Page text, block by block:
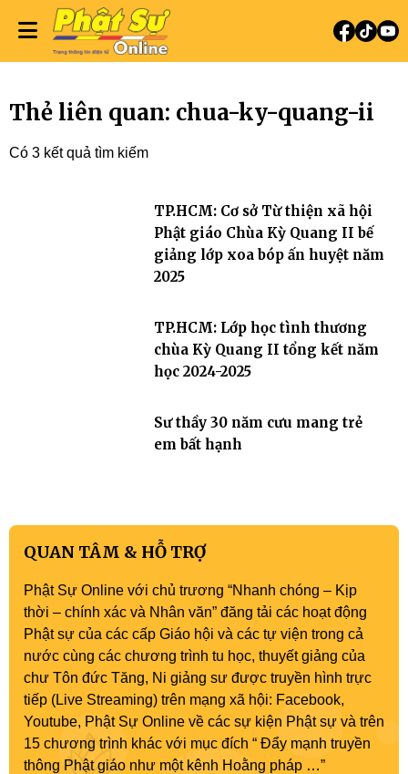
Thẻ liên quan: chua-ky-quang-ii
Có 3 kết quả tìm kiếm
TP.HCM: Cơ sở Từ thiện xã hội
Phật giáo Chùa Kỳ Quang II bế
giảng lớp xoa bóp ấn huyệt năm
2025
TP.HCM: Lớp học tình thương
chùa Kỳ Quang II tổng kết năm
học 2024-2025
Sư thầy 30 năm cưu mang trẻ
em bất hạnh
QUAN TÂM & HỖ TRỢ
Phật Sự Online với chủ trương “Nhanh chóng – Kịp
thời – chính xác và Nhân văn” đăng tải các hoạt động
Phật sự của các cấp Giáo hội và các tự viện trong cả
nước cùng các chương trình tu học, thuyết giảng của
chư Tôn đức Tăng, Ni giảng sư được truyền hình trực
tiếp (Live Streaming) trên mạng xã hội: Facebook,
Youtube, Phật Sự Online về các sự kiện Phật sự và trên
15 chương trình khác với mục đích “ Đẩy mạnh truyền
thông Phật giáo như một kênh Hoằng pháp …”